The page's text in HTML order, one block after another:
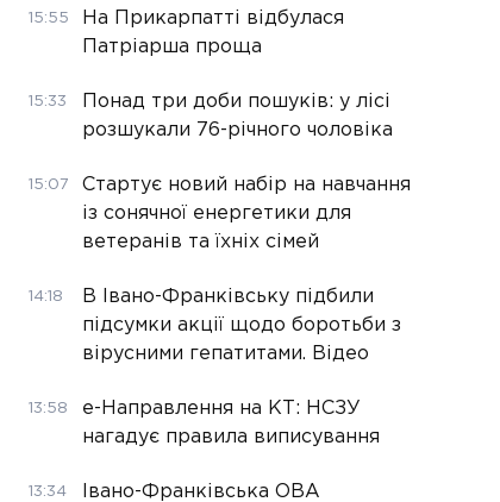
15:55
На Прикарпатті відбулася
Патріарша проща
15:33
Понад три доби пошуків: у лісі
розшукали 76-річного чоловіка
15:07
Стартує новий набір на навчання
із сонячної енергетики для
ветеранів та їхніх сімей
14:18
В Івано-Франківську підбили
підсумки акції щодо боротьби з
вірусними гепатитами. Відео
13:58
е-Направлення на КТ: НСЗУ
нагадує правила виписування
13:34
Івано-Франківська ОВА